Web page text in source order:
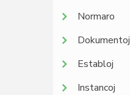
Normaro
Dokumentoj
Establoj
Instancoj